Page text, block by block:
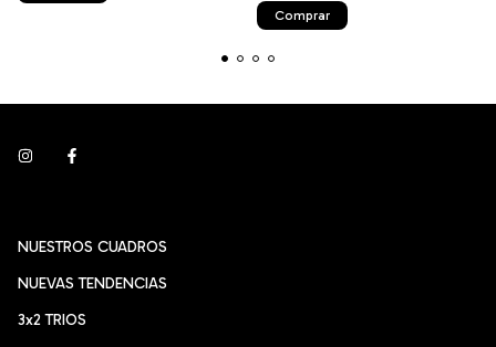
Comprar
NUESTROS CUADROS
NUEVAS TENDENCIAS
3x2 TRIOS